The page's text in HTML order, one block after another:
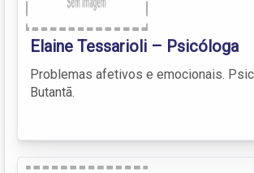
Elaine Tessarioli – Psicóloga
Problemas afetivos e emocionais.
Butantã.